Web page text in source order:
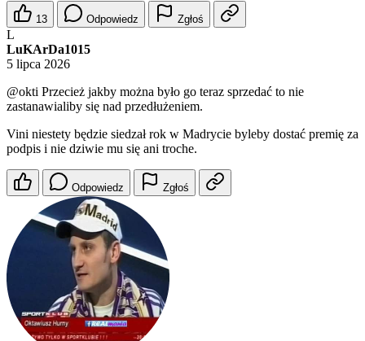
13 Odpowiedz Zgłoś
L
LuKArDa1015
5 lipca 2026
@okti Przecież jakby można było go teraz sprzedać to nie
zastanawialiby się nad przedłużeniem.
Vini niestety będzie siedzał rok w Madrycie byleby dostać premię za
podpis i nie dziwie mu się ani troche.
Odpowiedz Zgłoś